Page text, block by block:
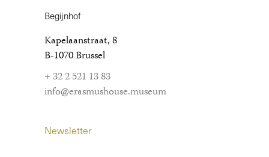
Begijnhof
Kapelaanstraat, 8
B-1070 Brussel
+ 32 2 521 13 83
info@erasmushouse.museum
Newsletter